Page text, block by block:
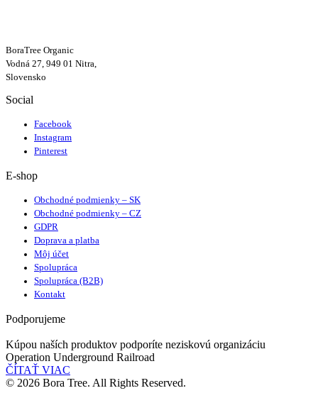
BoraTree Organic
Vodná 27, 949 01 Nitra,
Slovensko
Social
Facebook
Instagram
Pinterest
E-shop
Obchodné podmienky – SK
Obchodné podmienky – CZ
GDPR
Doprava a platba
Môj účet
Spolupráca
Spolupráca (B2B)
Kontakt
Podporujeme
Kúpou naších produktov podporíte neziskovú organizáciu
Operation Underground Railroad
ČÍTAŤ VIAC
© 2026 Bora Tree. All Rights Reserved.